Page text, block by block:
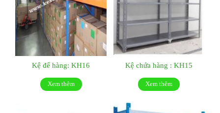
Kệ để hàng: KH16
Xem thêm
Kệ chứa hàng : KH15
Xem thêm